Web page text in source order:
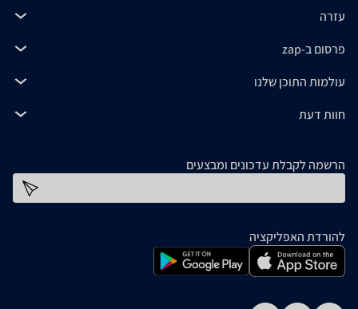
עזרה
פרסום ב-zap
עולמות התוכן שלנו
חוות דעת
הרשמה לקבלת עדכונים ומבצעים
להורדת האפליקציה